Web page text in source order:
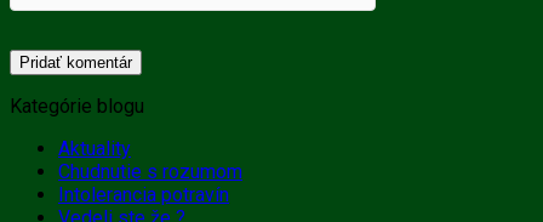
Kategórie blogu
Aktuality
Chudnutie s rozumom
Intolerancia potravín